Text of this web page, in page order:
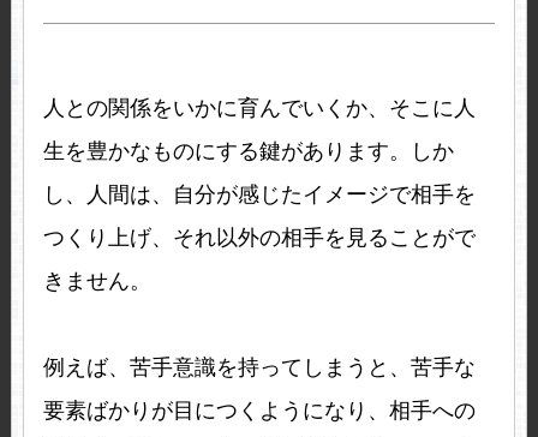
人との関係をいかに育んでいくか、そこに人
生を豊かなものにする鍵があります。しか
し、人間は、自分が感じたイメージで相手を
つくり上げ、それ以外の相手を見ることがで
きません。
例えば、苦手意識を持ってしまうと、苦手な
要素ばかりが目につくようになり、相手への